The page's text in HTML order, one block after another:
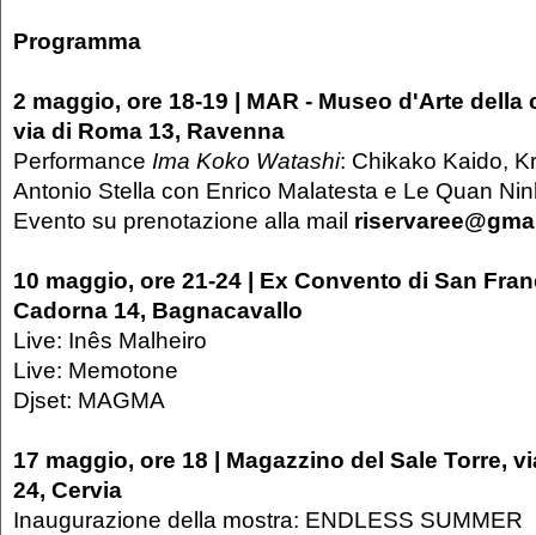
Programma
2 maggio, ore 18-19 | MAR - Museo d'Arte della
via di Roma 13, Ravenna
Performance Ima Koko Watashi: Chikako Kaido,
Antonio Stella con Enrico Malatesta e Le Quan
Evento su prenotazione alla mail
10 maggio, ore 21-24 | Ex Convento di San
Cadorna 14, Bagnacavallo
Live: Inês Malheiro
Live: Memotone
Djset: MAGMA
17 maggio, ore 18 | Magazzino del Sale Torre,
24, Cervia
Inaugurazione della mostra: ENDLESS SUMMER